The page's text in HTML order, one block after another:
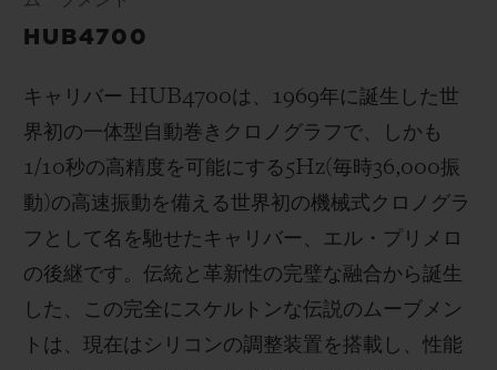
HUB4700
キャリバー HUB4700は、 1969年に誕生した世
界初の一体型自動巻きクロノグラフで、しかも
1/10秒の高精度を可能にする 5Hz(毎時36,000振
動)の高速振動を備える世界初の機械式クロノグラ
フとして名を馳せたキャリバー、エル・プリメロ
の後継です。伝統と革新性の完璧な融合から誕生
した、この完全にスケルトンな伝説のムーブメン
トは、現在はシリコンの調整装置を搭載し、性能